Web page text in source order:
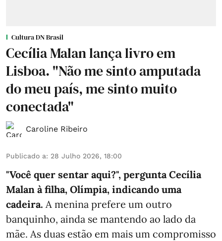
Cultura DN Brasil
Cecília Malan lança livro em
Lisboa. "Não me sinto amputada
do meu país, me sinto muito
conectada"
Caroline Ribeiro
Publicado a: 28 Julho 2026, 18:00
"Você quer sentar aqui?", pergunta Cecília
Malan à filha, Olímpia, indicando uma
cadeira. A menina prefere um outro
banquinho, ainda se mantendo ao lado da
mãe. As duas estão em mais um compromisso